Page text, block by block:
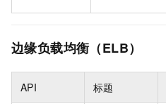
边缘负载均衡（ELB）
API 标题